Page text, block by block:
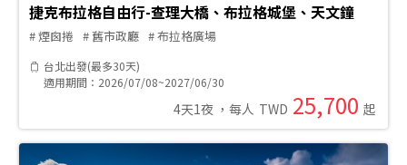
特 色 ：
飯店星等：
行程主題：
捷克布拉格自由行-查理大橋、布拉格城堡、天文鐘
# 煙囪捲 # 舊市政廳 # 布拉格廣場
台北出發(最多30天)
適用期間： 2026/07/08~2027/06/30
4天1夜 ，每人 TWD 25,700 起